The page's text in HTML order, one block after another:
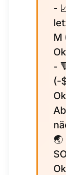
-
M
-
(-